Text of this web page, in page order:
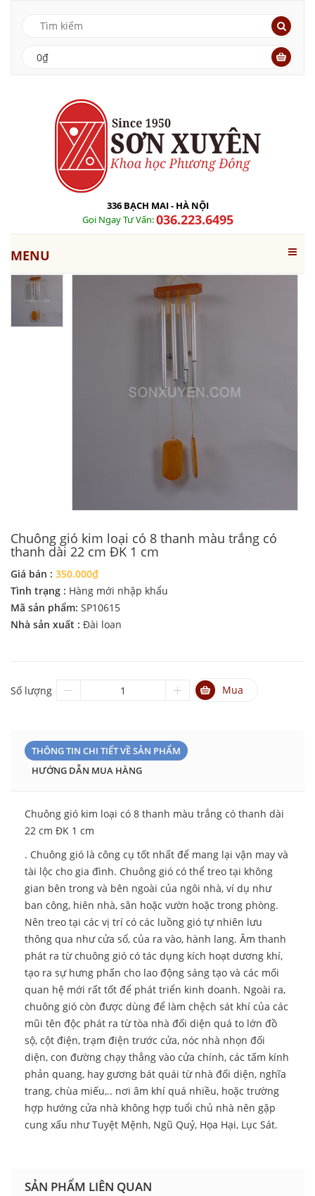
0₫
336 BẠCH MAI - HÀ NỘI
Gọi Ngay Tư Vấn:036.223.6495
MENU
Chuông gió kim loại có 8 thanh màu trắng có
thanh dài 22 cm ĐK 1 cm
Giá bán : 350.000₫
Tình trạng : Hàng mới nhập khẩu
Mã sản phẩm: SP10615
Nhà sản xuất : Đài loan
Số lượng Mua
THÔNG TIN CHI TIẾT VỀ SẢN PHẨM
HƯỚNG DẪN MUA HÀNG
Chuông gió kim loại có 8 thanh màu trắng có thanh dài
22 cm ĐK 1 cm
. Chuông gió là công cụ tốt nhất để mang lại vận may và
tài lộc cho gia đình. Chuông gió có thể treo tại không
gian bên trong và bên ngoài của ngôi nhà, ví dụ như
ban công, hiên nhà, sân hoặc vườn hoặc trong phòng.
Nên treo tại các vị trí có các luồng gió tự nhiên lưu
thông qua như cửa sổ, của ra vào, hành lang. Âm thanh
phát ra từ chuông gió có tác dụng kích hoạt dương khí,
tạo ra sự hưng phấn cho lao động sáng tạo và các mối
quan hệ mới rất tốt để phát triển kinh doanh. Ngoài ra,
chuông gió còn được dùng để làm chệch sát khí của các
mũi tên độc phát ra từ tòa nhà đối diện quá to lớn đồ
sộ, cột điện, trạm điện trước cửa, nóc nhà nhọn đối
diện, con đường chạy thẳng vào cửa chính, các tấm kính
phản quang, hay gương bát quái từ nhà đối diện, nghĩa
trang, chùa miếu,.. nơi âm khí quá nhiều, hoặc trường
hợp hướng cửa nhà không hợp tuổi chủ nhà nên gặp
cung xấu như Tuyệt Mệnh, Ngũ Quỷ, Họa Hại, Lục Sát.
SẢN PHẨM LIÊN QUAN